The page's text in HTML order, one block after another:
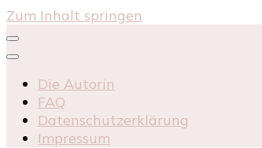
Zum Inhalt springen
Die Autorin
FAQ
Datenschutzerklärung
Impressum